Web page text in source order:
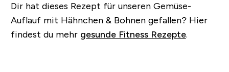
Dir hat dieses Rezept für unseren Gemüse-
Auflauf mit Hähnchen & Bohnen gefallen?Hier
findest du mehr gesunde Fitness Rezepte.